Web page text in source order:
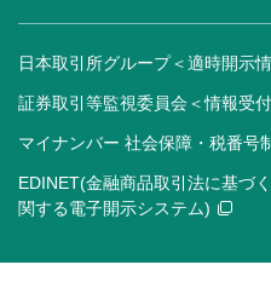
日本取引所グループ＜適時開示
証券取引等監視委員会＜情報受
マイナンバー 社会保障・税番号
EDINET(金融商品取引法に基づ
関する電子開示システム)